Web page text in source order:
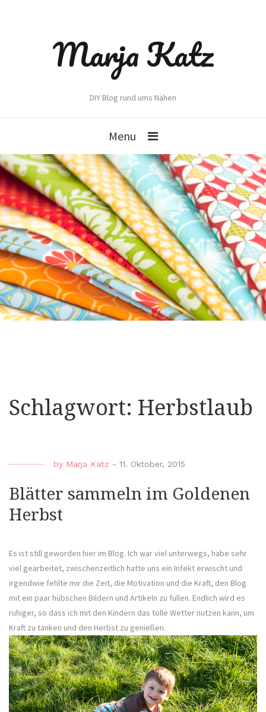
Marja Katz
DIY Blog rund ums Nähen
Menu
Schlagwort: Herbstlaub
by Marja Katz - 11. Oktober, 2015
Blätter sammeln im Goldenen
Herbst
Es ist still geworden hier im Blog. Ich war viel unterwegs, habe sehr
viel gearbeitet, zwischenzeitlich hatte uns ein Infekt erwischt und
irgendwie fehlte mir die Zeit, die Motivation und die Kraft, den Blog
mit ein paar hübschen Bildern und Artikeln zu füllen. Endlich wird es
ruhiger, so dass ich mit den Kindern das tolle Wetter nutzen kann, um
Kraft zu tanken und den Herbst zu genießen.